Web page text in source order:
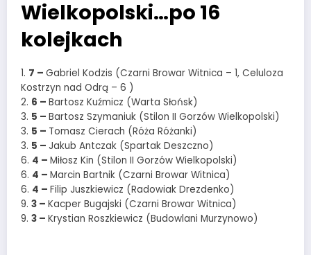
Wielkopolski…po 16
kolejkach
1. 7 – Gabriel Kodzis (Czarni Browar Witnica – 1, Celuloza
Kostrzyn nad Odrą – 6 )
2. 6 – Bartosz Kuźmicz (Warta Słońsk)
3. 5 – Bartosz Szymaniuk (Stilon II Gorzów Wielkopolski)
3. 5 – Tomasz Cierach (Róża Różanki)
3. 5 – Jakub Antczak (Spartak Deszczno)
6. 4 – Miłosz Kin (Stilon II Gorzów Wielkopolski)
6. 4 – Marcin Bartnik (Czarni Browar Witnica)
6. 4 – Filip Juszkiewicz (Radowiak Drezdenko)
9. 3 – Kacper Bugajski (Czarni Browar Witnica)
9. 3 – Krystian Roszkiewicz (Budowlani Murzynowo)